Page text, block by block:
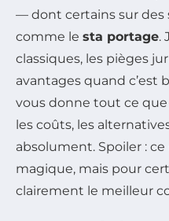
— dont certains sur des
comme le sta portage.
classiques, les pièges
avantages quand c’est
vous donne tout ce que
les coûts, les
absolument. Spoiler :
magique, mais pour
clairement le meilleur